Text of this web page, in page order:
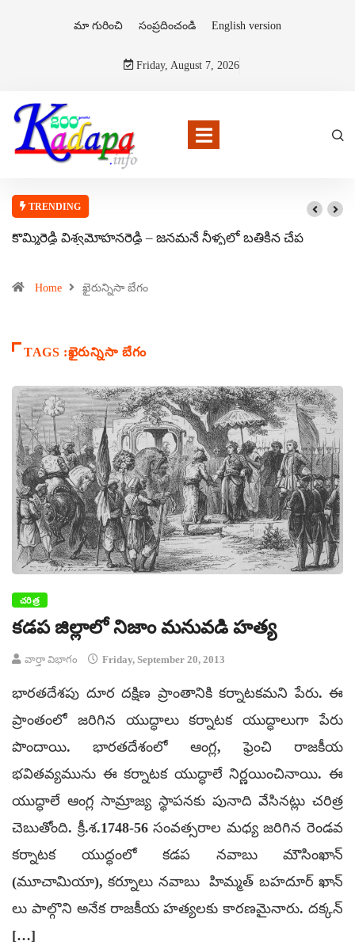
మా గురించి సంప్రదించండి English version
Friday, August 7, 2026
TRENDING
కొమ్మిరెడ్డి విశ్వమోహనరెడ్డి – జనమనే నీళ్ళలో బతికిన చేప
Home ఖైరున్నిసా బేగం
TAGS :ఖైరున్నిసా బేగం
చరిత్ర
కడప జిల్లాలో నిజాం మనువడి హత్య
వార్తా విభాగం Friday, September 20, 2013
భారతదేశపు దూర దక్షిణ ప్రాంతానికి కర్నాటకమని పేరు. ఈ
ప్రాంతంలో జరిగిన యుద్ధాలు కర్నాటక యుద్ధాలుగా పేరు
పొందాయి. భారతదేశంలో ఆంగ్ల, ఫ్రెంచి రాజకీయ
భవితవ్యమును ఈ కర్నాటక యుద్ధాలే నిర్ణయించినాయి. ఈ
యుద్ధాలే ఆంగ్ల సామ్రాజ్య స్థాపనకు పునాది వేసినట్లు చరిత్ర
చెబుతోంది. క్రీ.శ.1748-56 సంవత్సరాల మధ్య జరిగిన రెండవ
కర్నాటక యుద్ధంలో కడప నవాబు మౌసింఖాన్
(మూచామియా), కర్నూలు నవాబు హిమ్మత్ బహదూర్ ఖాన్
లు పాల్గొని అనేక రాజకీయ హత్యలకు కారణమైనారు. దక్కన్
[…]